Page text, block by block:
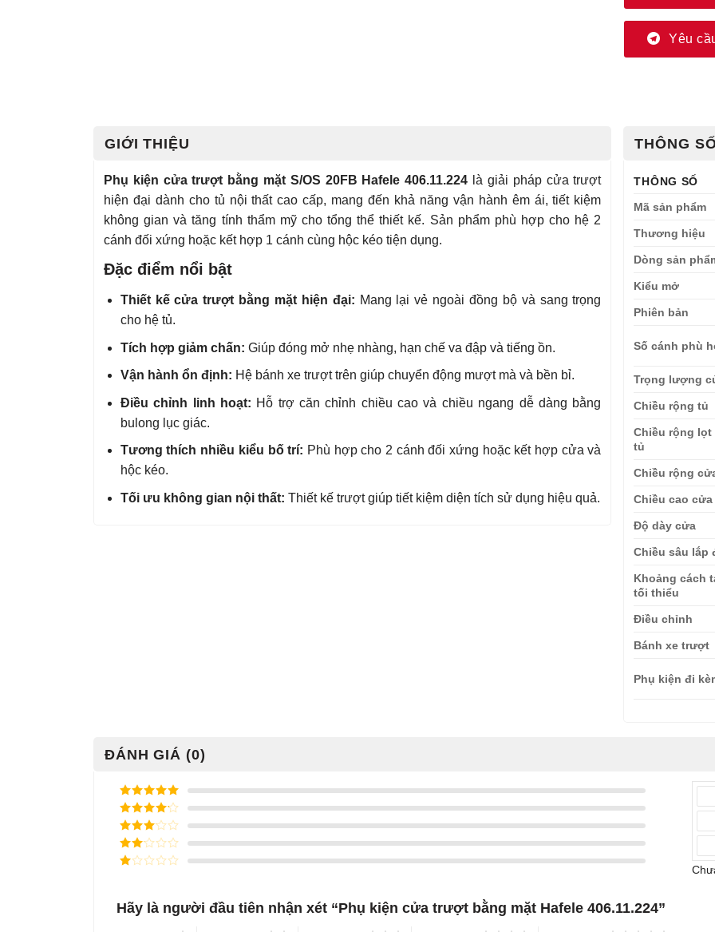
Yêu
GIỚI THIỆU
Phụ kiện cửa trượt bằng mặt S/OS 20FB Hafele 406.11.224 là giải pháp cửa trượt
hiện đại dành cho tủ nội thất cao cấp, mang đến khả năng vận hành êm ái, tiết kiệm
không gian và tăng tính thẩm mỹ cho tổng thể thiết kế. Sản phẩm phù hợp cho hệ 2
cánh đối xứng hoặc kết hợp 1 cánh cùng hộc kéo tiện dụng.
Đặc điểm nổi bật
Thiết kế cửa trượt bằng mặt hiện đại: Mang lại vẻ ngoài đồng bộ và sang trọng
cho hệ tủ.
Tích hợp giảm chấn: Giúp đóng mở nhẹ nhàng, hạn chế va đập và tiếng ồn.
Vận hành ổn định: Hệ bánh xe trượt trên giúp chuyển động mượt mà và bền bỉ.
Điều chỉnh linh hoạt: Hỗ trợ căn chỉnh chiều cao và chiều ngang dễ dàng bằng
bulong lục giác.
Tương thích nhiều kiểu bố trí: Phù hợp cho 2 cánh đối xứng hoặc kết hợp cửa và
hộc kéo.
Tối ưu không gian nội thất: Thiết kế trượt giúp tiết kiệm diện tích sử dụng hiệu quả.
THÔNG
THÔNG SỐ
Mã sản phẩm
Thương hiệu
Dòng sản
Kiểu mở
Phiên bản
Số cánh phù
Trọng lượng
Chiều rộng tủ
Chiều rộng
tủ
Chiều rộng
Chiều cao
Độ dày cửa
Chiều sâu lắp
Khoảng cách
tối thiểu
Điều chỉnh
Bánh xe trượt
Phụ kiện đi
ĐÁNH GIÁ (0)
Được xếp
hạng
5
5
sao
Được xếp
hạng
4
5
sao
Được
xếp
hạng3
Được
sao
hạng
1
Hãy là người đầu tiên nhận xét “Phụ kiện cửa trượt bằng mặt Hafele 406.11.224”